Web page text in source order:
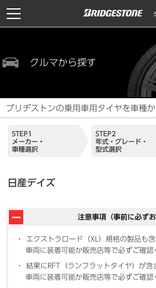
クルマから探す
ブリヂストンの乗用車用タイヤを車種
STEP1
メーカー・
車種選択
STEP2
年式・グレード・
型式選択
日産デイズ
注意事項（事前に必ずお
エクストラロード（XL）規格の製品も
車両に装着可能か販売店等で必ずご確認
結果にRFT（ランフラットタイヤ）が
車両に装着可能か販売店等で必ずご確認